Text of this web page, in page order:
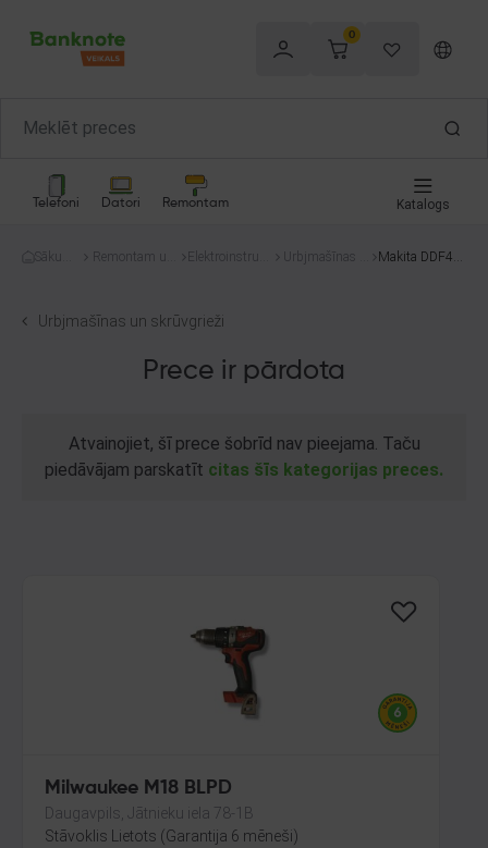
0
Telefoni Datori Remontam Katalogs
Sākum
Remontam un
Elektroinstrum
Urbjmašīnas u
Makita DDF48
Urbjmašīnas un skrūvgrieži
Prece ir pārdota
Atvainojiet, šī prece šobrīd nav pieejama. Taču
piedāvājam parskatīt citas šīs kategorijas preces.
Milwaukee M18 BLPD
Daugavpils, Jātnieku iela 78-1B
Stāvoklis Lietots (Garantija 6 mēneši)